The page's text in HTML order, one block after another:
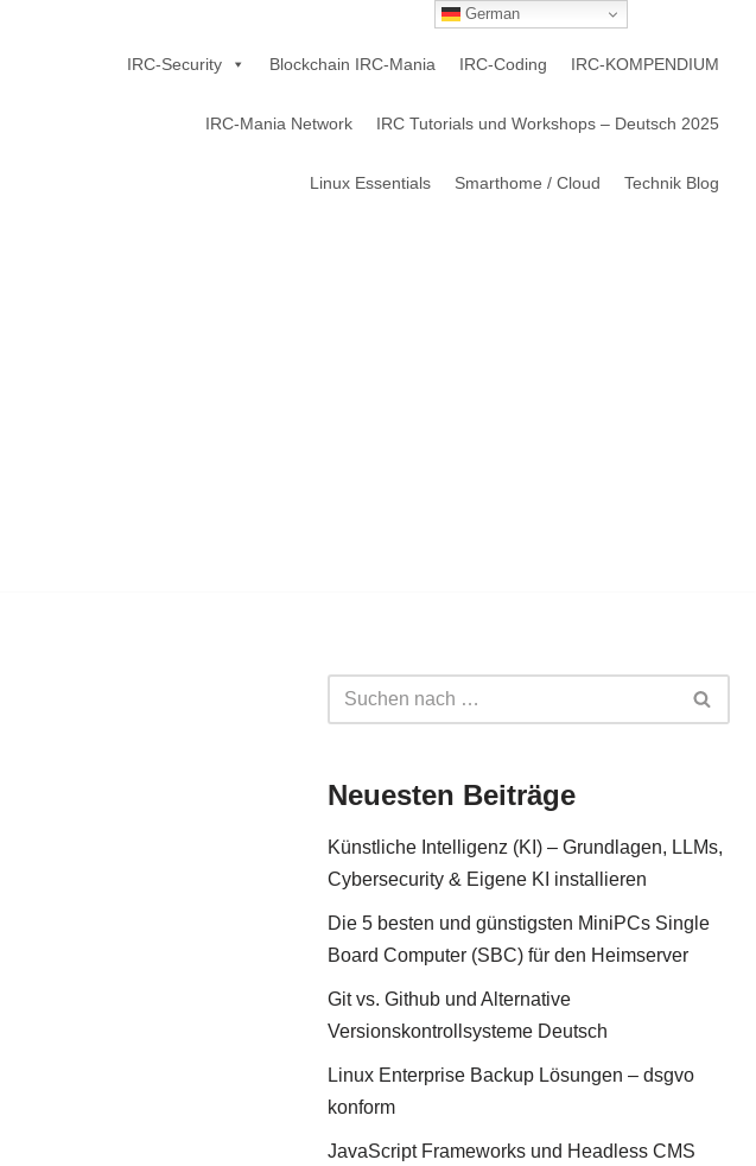
IRC-Security Blockchain IRC-Mania IRC-Coding IRC-KOMPENDIUM
IRC-Mania Network IRC Tutorials und Workshops – Deutsch 2025
Linux Essentials Smarthome / Cloud Technik Blog
Neuesten Beiträge
Künstliche Intelligenz (KI) – Grundlagen, LLMs,
Cybersecurity & Eigene KI installieren
Die 5 besten und günstigsten MiniPCs Single
Board Computer (SBC) für den Heimserver
Git vs. Github und Alternative
Versionskontrollsysteme Deutsch
Linux Enterprise Backup Lösungen – dsgvo
konform
JavaScript Frameworks und Headless CMS
German